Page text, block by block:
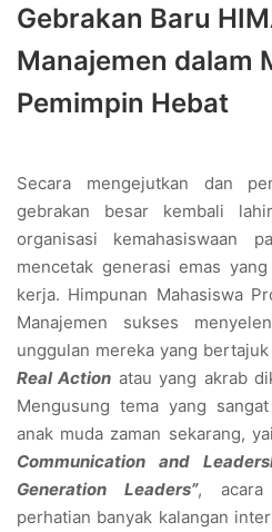
Gebrakan Baru
Manajemen dalam
Pemimpin Hebat
Secara mengejutkan dan
gebrakan besar kembali
organisasi
mencetak generasi emas
kerja. Himpunan Mahasiswa
Manajemen sukses
unggulan mereka yang bertajuk
Real Action atau yang akrab
Mengusung tema yang
anak muda zaman sekarang,
Communication and
Generation Leaders”, acara
perhatian banyak kalangan